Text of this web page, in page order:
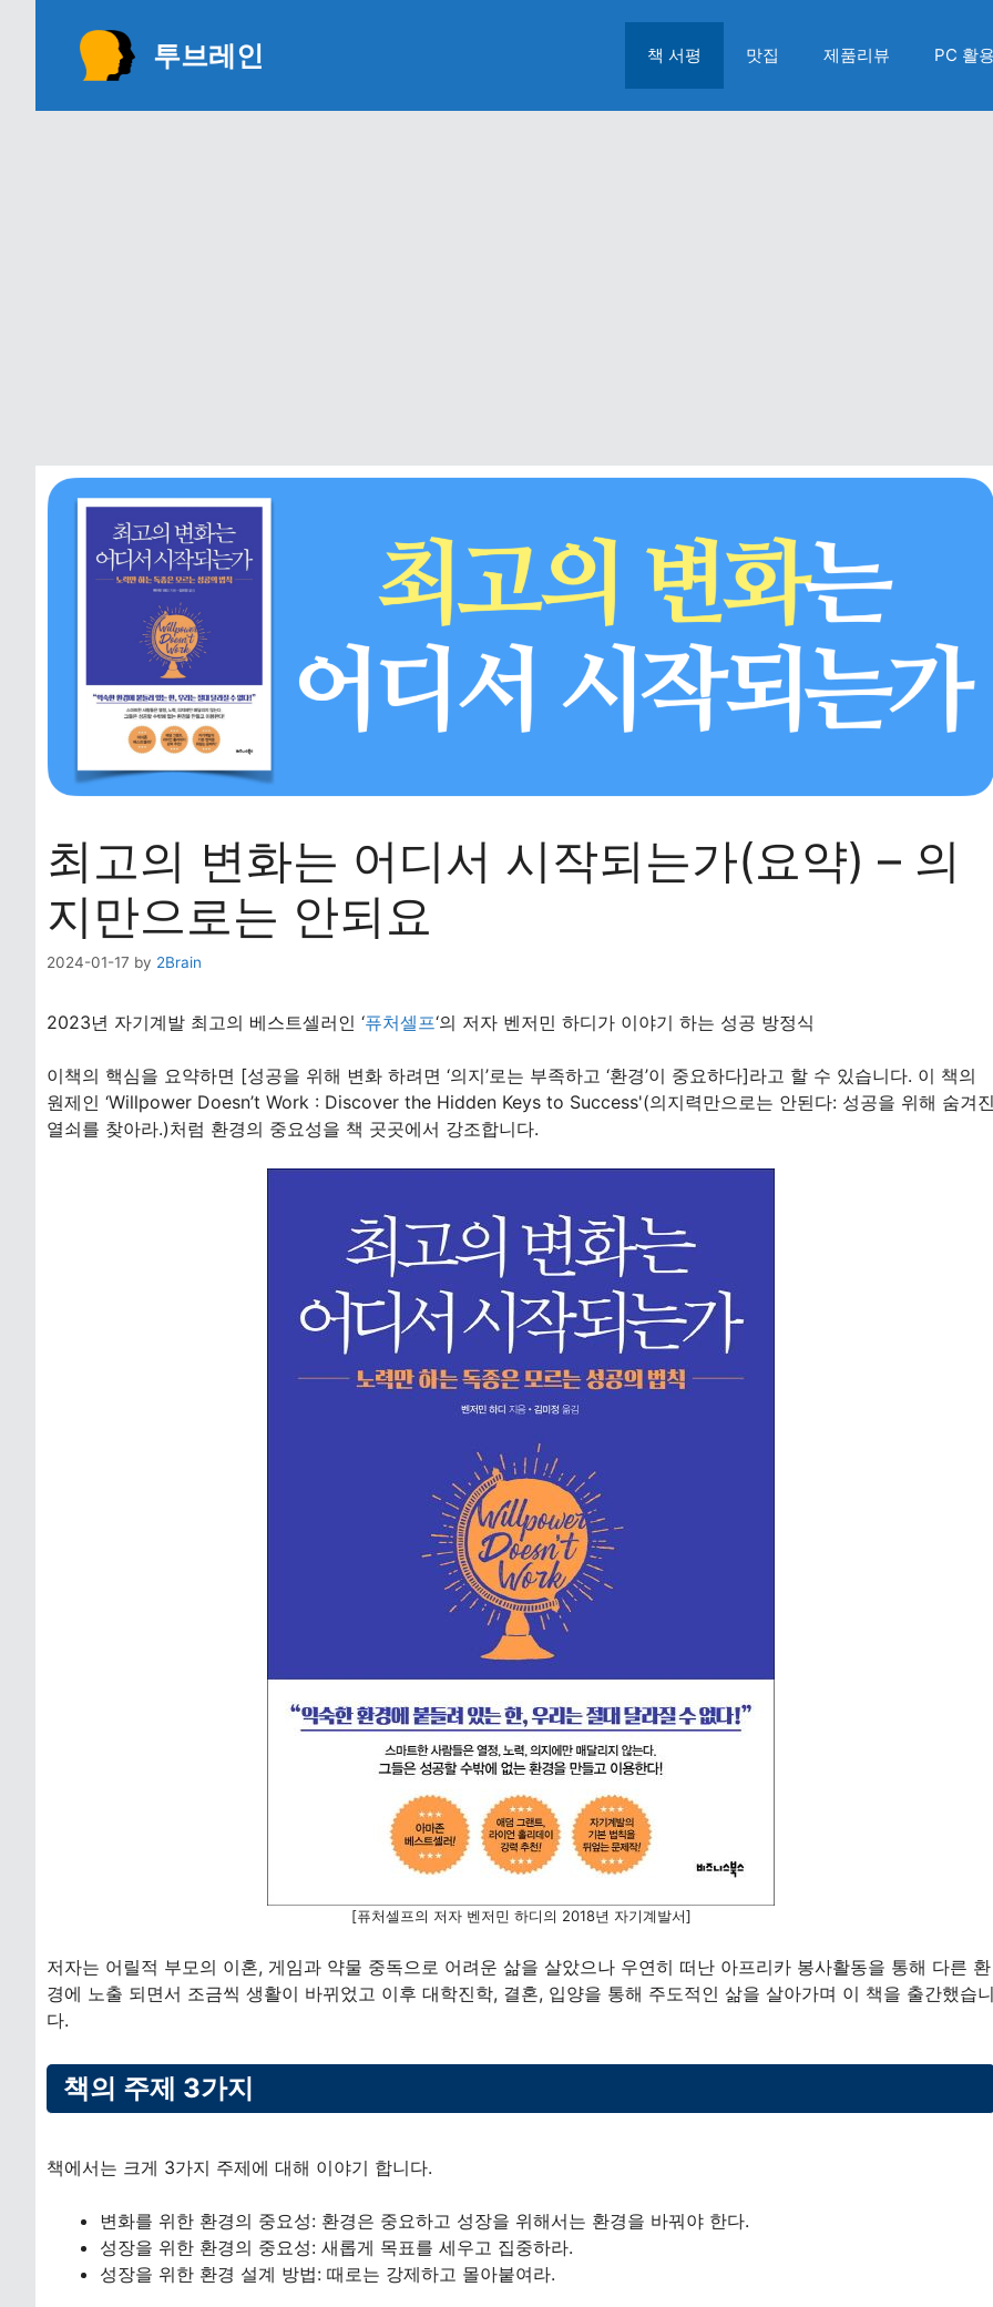
투브레인 책 서평 맛집 제품리뷰 PC 활
최고의 변화는 어디서 시작되는가(요약) – 의
지만으로는 안되요
2024-01-17 by 2Brain
2023년 자기계발 최고의 베스트셀러인 ‘퓨처셀프‘의 저자 벤저민 하디가 이야기 하는 성공 방정식
이책의 핵심을 요약하면 [성공을 위해 변화 하려면 ‘의지’로는 부족하고 ‘환경’이 중요하다]라고 할 수 있습니다. 이 책의
원제인 ‘Willpower Doesn’t Work : Discover the Hidden Keys to Success'(의지력만으로는 안된다: 성공을 위해 숨겨
열쇠를 찾아라.)처럼 환경의 중요성을 책 곳곳에서 강조합니다.
[퓨처셀프의 저자 벤저민 하디의 2018년 자기계발서]
저자는 어릴적 부모의 이혼, 게임과 약물 중독으로 어려운 삶을 살았으나 우연히 떠난 아프리카 봉사활동을 통해 다른 환
경에 노출 되면서 조금씩 생활이 바뀌었고 이후 대학진학, 결혼, 입양을 통해 주도적인 삶을 살아가며 이 책을 출간했습
다.
책의 주제 3가지
책에서는 크게 3가지 주제에 대해 이야기 합니다.
변화를 위한 환경의 중요성: 환경은 중요하고 성장을 위해서는 환경을 바꿔야 한다.
성장을 위한 환경의 중요성: 새롭게 목표를 세우고 집중하라.
성장을 위한 환경 설계 방법: 때로는 강제하고 몰아붙여라.